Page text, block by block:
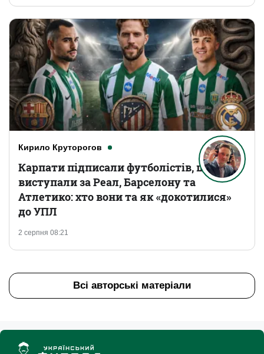
Кирило Круторогов
2 серпня 08:21
Карпати підписали футболістів, що
виступали за Реал, Барселону та
Атлетико: хто вони та як «докотилися»
до УПЛ
Всі авторські матеріали